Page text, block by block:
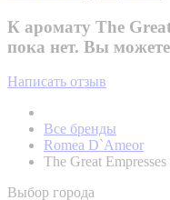
К аромату The
пока нет. Вы
Написать отзыв
Все бренды
Romea D`Ameor
The Great Empresses
Выбор города